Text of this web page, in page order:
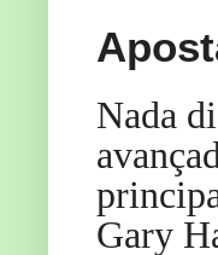
Nada
Gary